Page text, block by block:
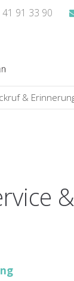
41 91 33 90
&
&